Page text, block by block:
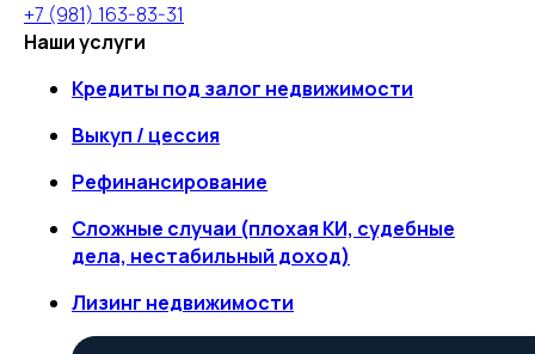
+7 (981) 163-83-31
Наши услуги
Кредиты под залог недвижимости
Выкуп / цессия
Рефинансирование
Сложные случаи (плохая КИ, судебные
дела, нестабильный доход)
Лизинг недвижимости